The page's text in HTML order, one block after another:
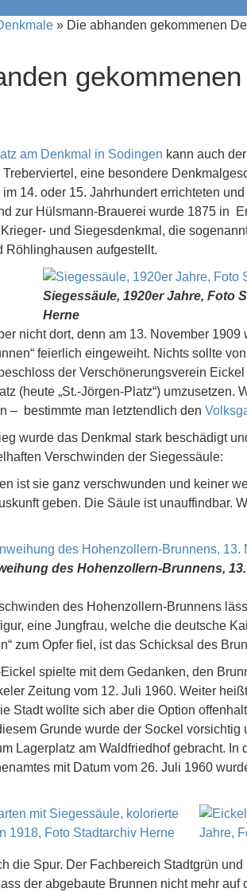
» Die abhanden gekommenen
am Denkmal in Sodingen kann auch
Treberviertel, eine besondere
14. oder 15. Jahrhundert errichteten
zur Hülsmann-Brauerei wurde 1875 in
und Siegesdenkmal, die
Röhlinghausen aufgestellt.
Siegessäule, 1920er Jahre, Foto
Herne
nicht dort, denn am 13. November
feierlich eingeweiht. Nichts sollte
der Verschönerungsverein
(heute „St.-Jörgen-Platz“)
– bestimmte man letztendlich den
wurde das Denkmal stark beschädigt
Verschwinden der Siegessäule:
ist sie ganz verschwunden und keiner
geben. Die Säule ist unauffindbar.
des Hohenzollern-Brunnens,
des Hohenzollern-Brunnens
eine Jungfrau, welche die deutsche
zum Opfer fiel, ist das Schicksal des
spielte mit dem Gedanken, den
Zeitung vom 12. Juli 1960. Weiter
Stadt wollte sich aber die Option
Grunde wurde der Sockel
Lagerplatz am Waldfriedhof gebracht.
mit Datum vom 26. Juli 1960
die Spur. Der Fachbereich Stadtgrün
der abgebaute Brunnen nicht mehr auf